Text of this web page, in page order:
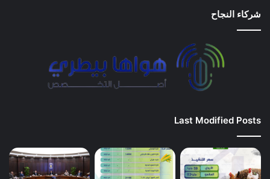
شركاء النجاح
Last Modified Posts